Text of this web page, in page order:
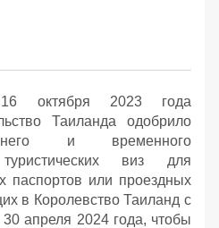
октября 2023 года
Таиланда одобрило
и временного
виз для
паспортов или проездных
в Королевство Таиланд с
апреля 2024 года, чтобы